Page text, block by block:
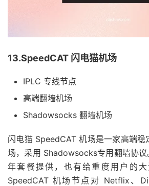
13.SpeedCAT 闪电猫机场
IPLC 专线节点
高端翻墙机场
Shadowsocks 翻墙机场
闪电猫 SpeedCAT 机场是一家高端稳
场，采用 Shadowsocks专用翻墙协
年套餐提供，也有给重度用户的大
SpeedCAT 机场节点对 Netflix、